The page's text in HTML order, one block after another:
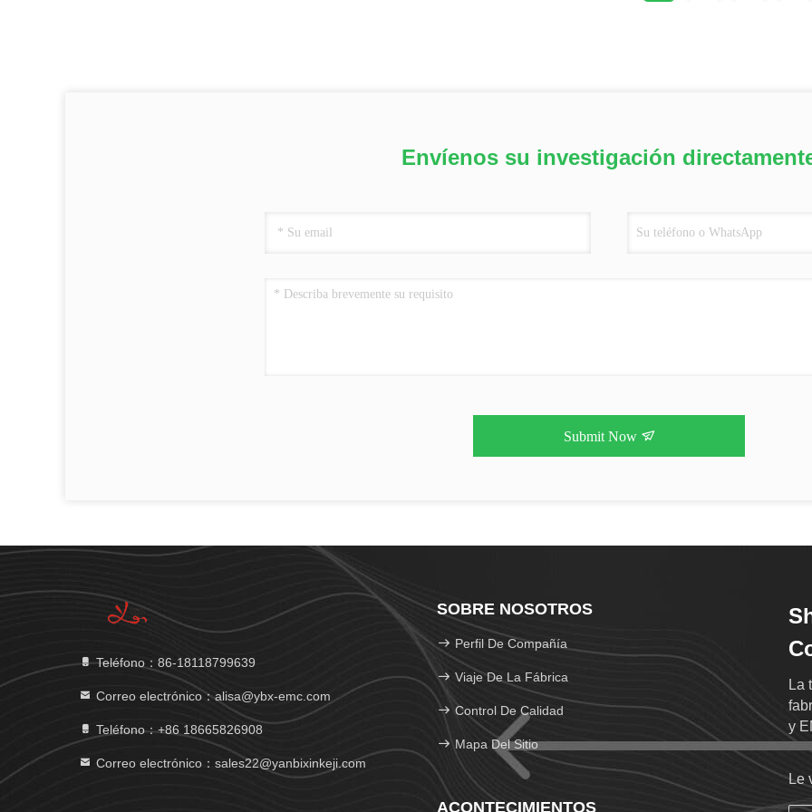
Envíenos su investigación
Submit Now
Teléfono：86-18118799639
Correo electrónico：alisa@ybx-emc.com
Teléfono：+86 18665826908
Correo electrónico：sales22@yanbixinkeji.com
SOBRE NOSOTROS
Perfil De Compañía
Viaje De La Fábrica
Control De Calidad
Mapa Del Sitio
ACONTECIMIENTOS
La
y
Le